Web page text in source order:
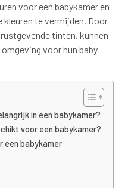
voor een babykamer en
te vermijden. Door
tinten, kunnen
voor hun baby
in een babykamer?
voor een babykamer?
een babykamer